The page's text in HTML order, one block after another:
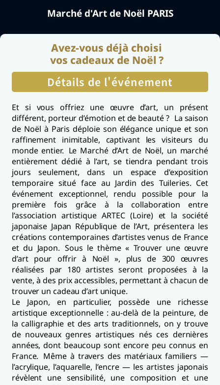
Marché d'Art de Noël PARIS
Avez-vous déjà choisi
vos cadeaux de Noël ?
Détails de l'événement
Et si vous offriez une œuvre d’art, un présent
différent, porteur d’émotion et de beauté ? La saison
de Noël à Paris déploie son élégance unique et son
raffinement inimitable, captivant les visiteurs du
monde entier. Le Marché d’Art de Noël, un marché
entièrement dédié à l’art, se tiendra pendant trois
jours seulement, dans un espace d’exposition
temporaire situé face au Jardin des Tuileries. Cet
événement exceptionnel, rendu possible pour la
première fois grâce à la collaboration entre
l’association artistique ARTEC (Loire) et la société
japonaise Japan République de l’Art, présentera les
créations contemporaines d’artistes venus de France
et du Japon. Sous le thème « Trouver une œuvre
d’art pour offrir à Noël », plus de 300 œuvres
réalisées par 180 artistes seront proposées à la
vente, à des prix accessibles, permettant à chacun de
trouver un cadeau d’art unique.
Le Japon, en particulier, possède une richesse
artistique exceptionnelle : au-delà de la peinture, de
la calligraphie et des arts traditionnels, on y trouve
de nouveaux genres artistiques nés ces dernières
années, dont beaucoup sont encore peu connus en
France. Même à travers des matériaux familiers —
l’acrylique, l’aquarelle, l’encre — les artistes japonais
révèlent une sensibilité, une composition et une